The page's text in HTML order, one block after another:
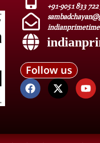
+91-9051 833
Follow us